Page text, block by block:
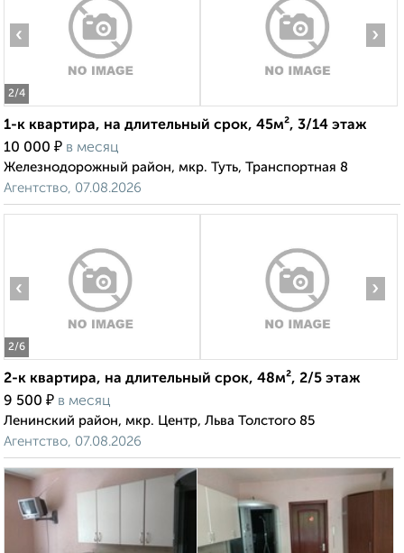
2/4
‹ ›
1-к квартира, на длительный срок, 45м², 3/14 этаж
10 000 ₽ в месяц
Железнодорожный район, мкр. Туть, Транспортная 8
Агентство, 07.08.2026
2/6
‹ ›
2-к квартира, на длительный срок, 48м², 2/5 этаж
9 500 ₽ в месяц
Ленинский район, мкр. Центр, Льва Толстого 85
Агентство, 07.08.2026